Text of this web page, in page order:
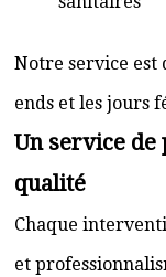
Notre service est
ends et les jours
Un service
qualité
Chaque
et